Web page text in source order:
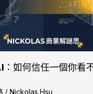
如何信任一個你看
/ Nickolas Hsu